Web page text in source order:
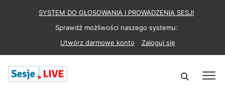
SYSTEM DO GŁOSOWANIA I PROWADZENIA SESJI
Sprawdź możliwości naszego systemu:
Utwórz darmowe konto
Zaloguj się